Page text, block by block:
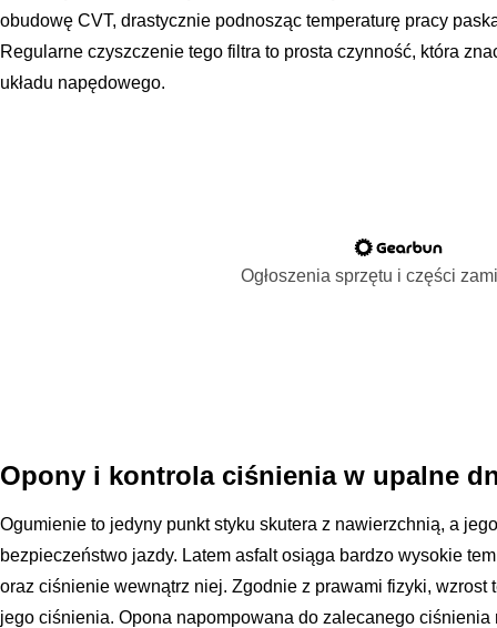
obudowę CVT, drastycznie podnosząc temperaturę pracy
Regularne czyszczenie tego filtra to prosta czynność, która
układu napędowego.
Ogłoszenia sprzętu i części
Opony i kontrola ciśnienia w upalne
Ogumienie to jedyny punkt styku skutera z nawierzchnią, a
bezpieczeństwo jazdy. Latem asfalt osiąga bardzo wysokie
oraz ciśnienie wewnątrz niej. Zgodnie z prawami fizyki, wzrost
jego ciśnienia. Opona napompowana do zalecanego ciśnienia